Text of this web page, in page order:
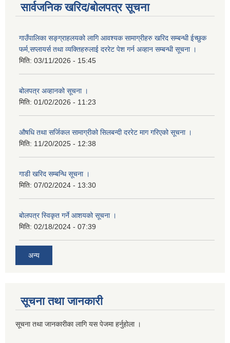
सार्वजनिक खरिद/बोलपत्र सूचना
गाउँपालिका सङ्ग्राहलयको लागि आवश्यक सामाग्रीहरु खरिद सम्बन्धी ईच्छुक
फर्म,सप्लायर्स तथा व्यक्तिहरुलाई दररेट पेश गर्न अव्हान सम्बन्धी सूचना ।
मिति: 03/11/2026 - 15:45
बोलपत्र अव्हानको सूचना ।
मिति: 01/02/2026 - 11:23
औषधि तथा सर्जिकल सामाग्रीको सिलबन्दी दररेट माग गरिएको सूचना ।
मिति: 11/20/2025 - 12:38
गाडी खरिद सम्बन्धि सूचना ।
मिति: 07/02/2024 - 13:30
बोलपत्र स्विकृत गर्ने आशयको सूचना ।
मिति: 02/18/2024 - 07:39
अन्य
सूचना तथा जानकारी
सूचना तथा जानकारीका लागि यस पेजमा हर्नुहोला ।